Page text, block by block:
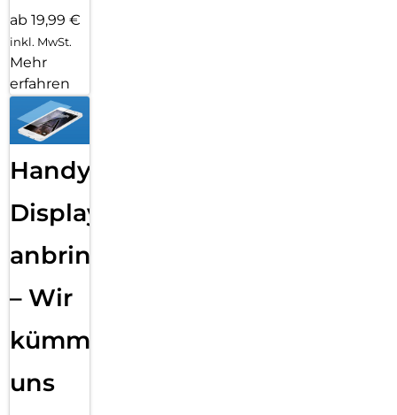
ab 19,99 €
inkl. MwSt.
Mehr
erfahren
Handy
Displayfolie
anbringen
– Wir
kümmern
uns